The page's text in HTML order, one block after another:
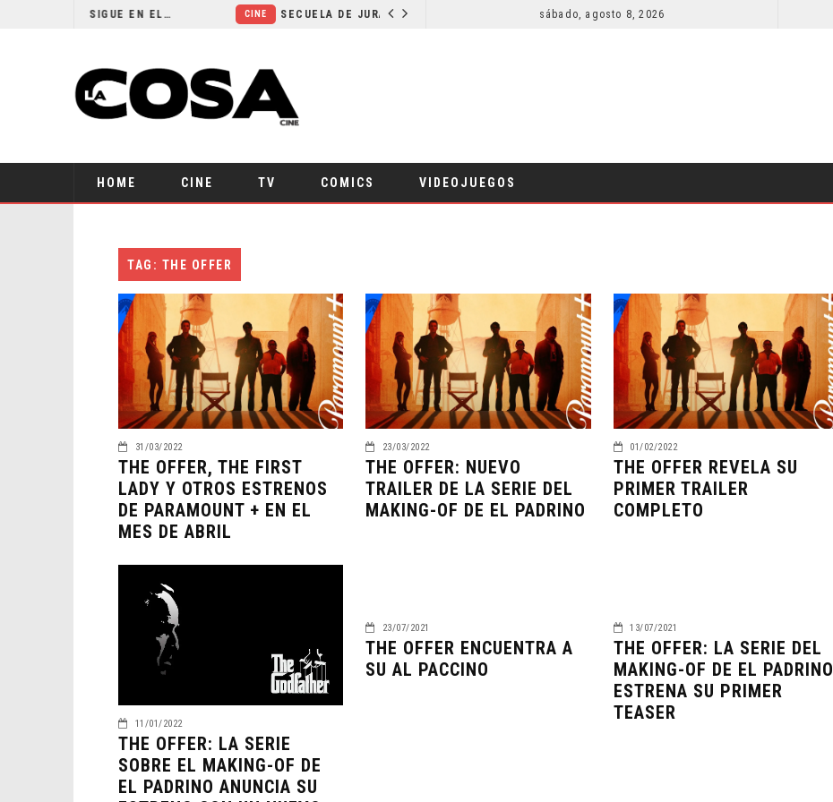
¿POR QUÉ FREE GUY 2 SIGUE EN EL LIMBO? sábado, agosto 8, 2026
HOME CINE TV COMICS VIDEOJUEGOS
TAG: THE OFFER
31/03/2022
THE OFFER, THE FIRST
LADY Y OTROS ESTRENOS
DE PARAMOUNT + EN EL
MES DE ABRIL
23/03/2022
THE OFFER: NUEVO
TRAILER DE LA SERIE DEL
MAKING-OF DE EL PADRINO
01/02/2022
THE OFFER REVELA SU
PRIMER TRAILER
COMPLETO
11/01/2022
THE OFFER: LA SERIE
SOBRE EL MAKING-OF DE
EL PADRINO ANUNCIA SU
23/07/2021
THE OFFER ENCUENTRA A
SU AL PACCINO
13/07/2021
THE OFFER: LA SERIE DEL
MAKING-OF DE EL PADRINO
ESTRENA SU PRIMER
TEASER